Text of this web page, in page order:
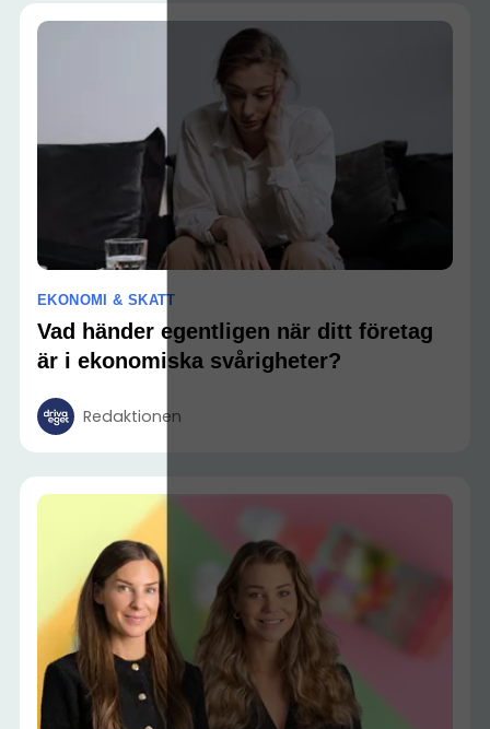
EKONOMI & SKATT
Vad händer egentligen när ditt företag
är i ekonomiska svårigheter?
Redaktionen